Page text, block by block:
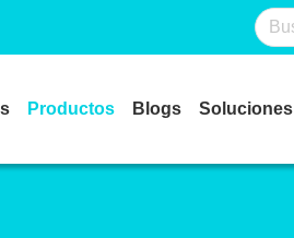
Productos Blogs Soluciones